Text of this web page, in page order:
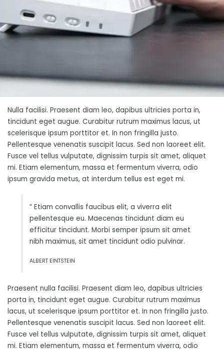
Nulla facilisi. Praesent diam leo, dapibus ultricies porta in,
tincidunt eget augue. Curabitur rutrum maximus lacus, ut
scelerisque ipsum porttitor et. In non fringilla justo.
Pellentesque venenatis suscipit lacus. Sed non laoreet elit.
Fusce vel tellus vulputate, dignissim turpis sit amet, aliquet
mi. Etiam elementum, massa et fermentum viverra, odio
ipsum gravida metus, at interdum tellus est eget mi.
” Etiam convallis faucibus elit, a viverra elit
pellentesque eu. Maecenas tincidunt diam eu
efficitur tincidunt. Morbi semper ipsum sit amet
nibh maximus, sit amet tincidunt odio pulvinar.
ALBERT EINTSTEIN
Praesent nulla facilisi. Praesent diam leo, dapibus ultricies
porta in, tincidunt eget augue. Curabitur rutrum maximus
lacus, ut scelerisque ipsum porttitor et. In non fringilla justo.
Pellentesque venenatis suscipit lacus. Sed non laoreet elit.
Fusce vel tellus vulputate, dignissim turpis sit amet, aliquet
mi. Etiam elementum, massa et fermentum viverra, odio